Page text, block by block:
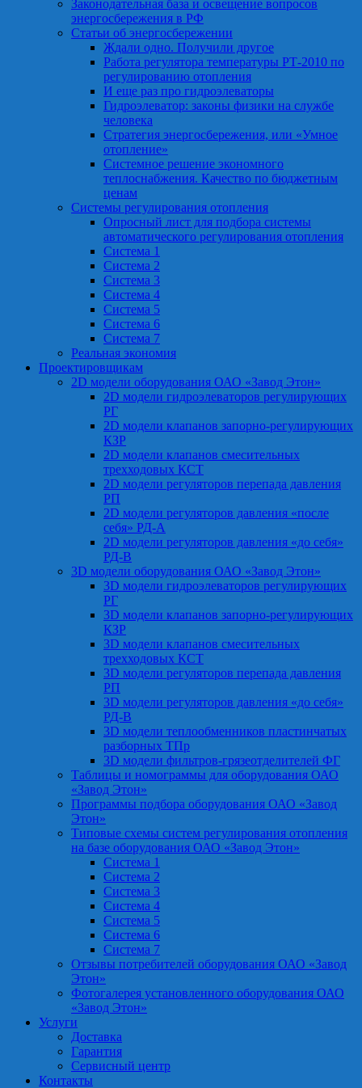
Законодательная база и освещение вопросов
энергосбережения в РФ
Статьи об энергосбережении
Ждали одно. Получили другое
Работа регулятора температуры РТ-2010 по
регулированию отопления
И еще раз про гидроэлеваторы
Гидроэлеватор: законы физики на службе
человека
Стратегия энергосбережения, или «Умное
отопление»
Системное решение экономного
теплоснабжения. Качество по бюджетным
ценам
Системы регулирования отопления
Опросный лист для подбора системы
автоматического регулирования отопления
Система 1
Система 2
Система 3
Система 4
Система 5
Система 6
Система 7
Реальная экономия
Проектировщикам
2D модели оборудования ОАО «Завод Этон»
2D модели гидроэлеваторов регулирующих
РГ
2D модели клапанов запорно-регулирующих
КЗР
2D модели клапанов смесительных
трехходовых КСТ
2D модели регуляторов перепада давления
РП
2D модели регуляторов давления «после
себя» РД-А
2D модели регуляторов давления «до себя»
РД-В
3D модели оборудования ОАО «Завод Этон»
3D модели гидроэлеваторов регулирующих
РГ
3D модели клапанов запорно-регулирующих
КЗР
3D модели клапанов смесительных
трехходовых КСТ
3D модели регуляторов перепада давления
РП
3D модели регуляторов давления «до себя»
РД-В
3D модели теплообменников пластинчатых
разборных ТПр
3D модели фильтров-грязеотделителей ФГ
Таблицы и номограммы для оборудования ОАО
«Завод Этон»
Программы подбора оборудования ОАО «Завод
Этон»
Типовые схемы систем регулирования отопления
на базе оборудования ОАО «Завод Этон»
Система 1
Система 2
Система 3
Система 4
Система 5
Система 6
Система 7
Отзывы потребителей оборудования ОАО «Завод
Этон»
Фотогалерея установленного оборудования ОАО
«Завод Этон»
Услуги
Доставка
Гарантия
Сервисный центр
Контакты